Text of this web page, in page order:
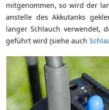
mitgenommen, so wird der
anstelle des Akkutanks
langer Schlauch verwendet,
geführt wird (siehe auch